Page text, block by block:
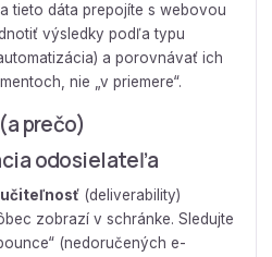
tieto dáta prepojíte s webovou
výsledky podľa typu
a porovnávať ich
nie „v priemere“.
prečo)
odosielateľa
(deliverability)
zobrazí v schránke. Sledujte
(nedoručených e-